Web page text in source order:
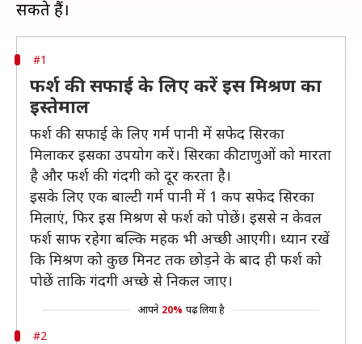
#1
फर्श की सफाई के लिए करें इस मिश्रण का
इस्तेमाल
फर्श की सफाई के लिए गर्म पानी में सफेद सिरका
मिलाकर इसका उपयोग करें। सिरका कीटाणुओं को मारता
है और फर्श की गंदगी को दूर करता है।
इसके लिए एक बाल्टी गर्म पानी में 1 कप सफेद सिरका
मिलाएं, फिर इस मिश्रण से फर्श को पोछें। इससे न केवल
फर्श साफ रहेगा बल्कि महक भी अच्छी आएगी। ध्यान रखें
कि मिश्रण को कुछ मिनट तक छोड़ने के बाद ही फर्श को
पोछें ताकि गंदगी अच्छे से निकल जाए।
आपने 20% पढ़ लिया है
#2